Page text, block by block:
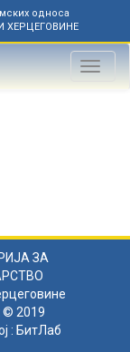
односа
ХЕРЦЕГОВИНЕ
Toggle
ЗА
© 2019
: БитЛаб